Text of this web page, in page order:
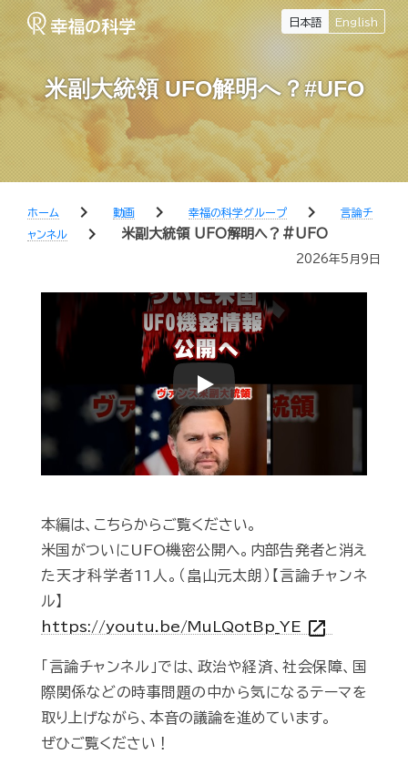
日本語 English
米副大統領 UFO解明へ？#UFO
ホーム chevron_right 動画 chevron_right 幸福の科学グループ chevron_right
言論チ
ャンネル
chevron_right 米副大統領 UFO解明へ？#UFO
2026年5月9日
Play
本編は、こちらからご覧ください。
米国がついにUFO機密公開へ。内部告発者と消え
た天才科学者11人。（畠山元太朗）【言論チャンネ
ル】
https://youtu.be/MuLQotBp_YE open_in_new
「言論チャンネル」では、政治や経済、社会保障、国
際関係などの時事問題の中から気になるテーマを
取り上げながら、本音の議論を進めています。
ぜひご覧ください！